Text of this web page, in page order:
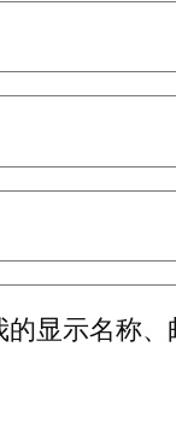
显示名称